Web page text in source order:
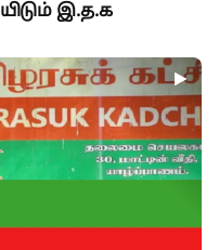
இ.த.க